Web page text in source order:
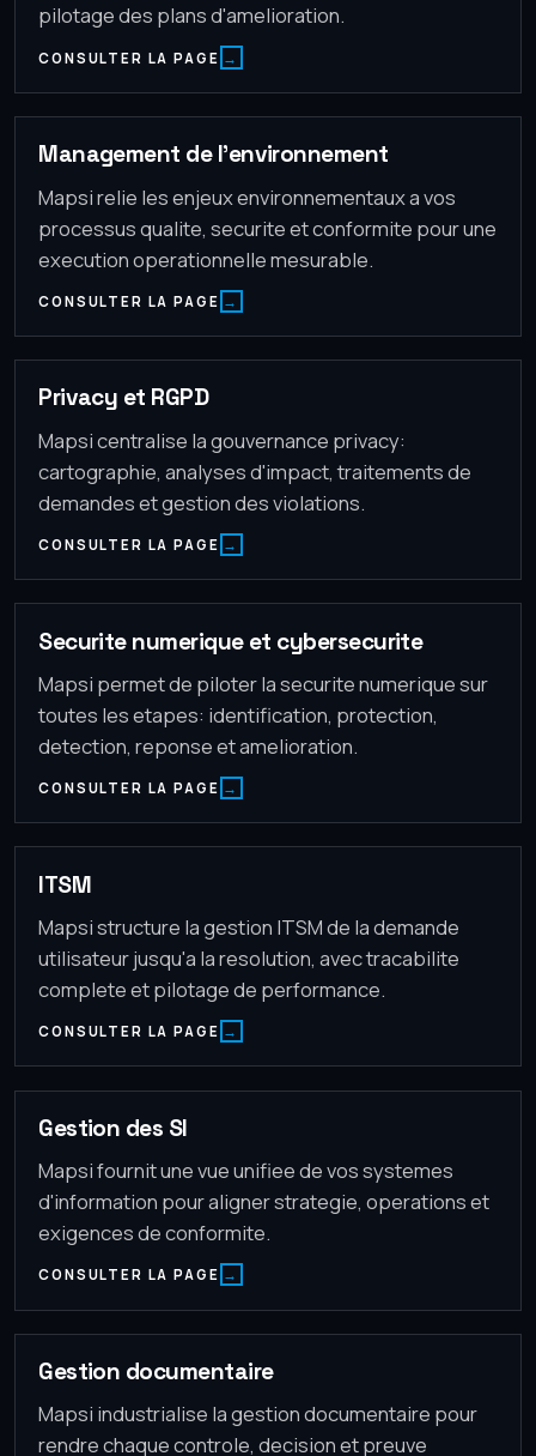
pilotage des plans d'amelioration.
CONSULTER LA PAGE
Management de l'environnement
Mapsi relie les enjeux environnementaux a vos
processus qualite, securite et conformite pour une
execution operationnelle mesurable.
CONSULTER LA PAGE
Privacy et RGPD
Mapsi centralise la gouvernance privacy:
cartographie, analyses d'impact, traitements de
demandes et gestion des violations.
CONSULTER LA PAGE
Securite numerique et cybersecurite
Mapsi permet de piloter la securite numerique sur
toutes les etapes: identification, protection,
detection, reponse et amelioration.
CONSULTER LA PAGE
ITSM
Mapsi structure la gestion ITSM de la demande
utilisateur jusqu'a la resolution, avec tracabilite
complete et pilotage de performance.
CONSULTER LA PAGE
Gestion des SI
Mapsi fournit une vue unifiee de vos systemes
d'information pour aligner strategie, operations et
exigences de conformite.
CONSULTER LA PAGE
Gestion documentaire
Mapsi industrialise la gestion documentaire pour
rendre chaque controle, decision et preuve